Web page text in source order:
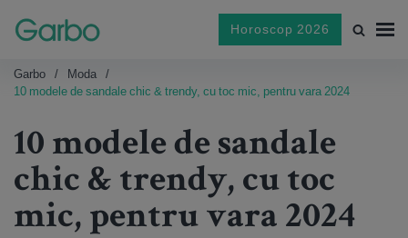
Horoscop 2026
Garbo
Moda
10 modele de sandale chic & trendy, cu toc mic, pentru vara 2024
10 modele de sandale
chic & trendy, cu toc
mic, pentru vara 2024